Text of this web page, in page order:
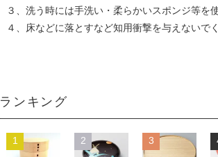
３、洗う時には手洗い・柔らかいスポンジ等を
４、床などに落とすなど知用衝撃を与えないで
ランキング
1 2 3